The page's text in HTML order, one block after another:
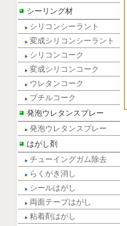
シーリング材
シリコンシーラント
変成シリコンシーラント
シリコンコーク
変成シリコンコーク
ウレタンコーク
ブチルコーク
発泡ウレタンスプレー
発泡ウレタンスプレー
はがし剤
チューイングガム除去
らくがき消し
シールはがし
両面テープはがし
粘着剤はがし